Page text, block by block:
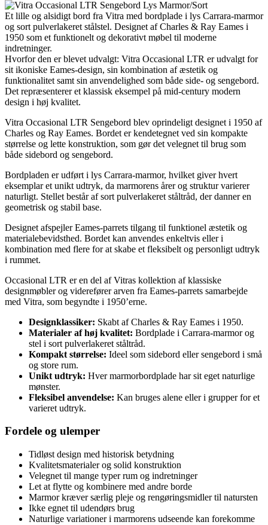
Et lille og alsidigt bord fra Vitra med bordplade i lys Carrara-marmor
og sort pulverlakeret stålstel. Designet af Charles & Ray Eames i
1950 som et funktionelt og dekorativt møbel til moderne
indretninger.
Hvorfor den er blevet udvalgt: Vitra Occasional LTR er udvalgt for
sit ikoniske Eames-design, sin kombination af æstetik og
funktionalitet samt sin anvendelighed som både side- og sengebord.
Det repræsenterer et klassisk eksempel på mid-century modern
design i høj kvalitet.
Vitra Occasional LTR Sengebord blev oprindeligt designet i 1950 af
Charles og Ray Eames. Bordet er kendetegnet ved sin kompakte
størrelse og lette konstruktion, som gør det velegnet til brug som
både sidebord og sengebord.
Bordpladen er udført i lys Carrara-marmor, hvilket giver hvert
eksemplar et unikt udtryk, da marmorens årer og struktur varierer
naturligt. Stellet består af sort pulverlakeret ståltråd, der danner en
geometrisk og stabil base.
Designet afspejler Eames-parrets tilgang til funktionel æstetik og
materialebevidsthed. Bordet kan anvendes enkeltvis eller i
kombination med flere for at skabe et fleksibelt og personligt udtryk
i rummet.
Occasional LTR er en del af Vitras kollektion af klassiske
designmøbler og viderefører arven fra Eames-parrets samarbejde
med Vitra, som begyndte i 1950’erne.
Designklassiker: Skabt af Charles & Ray Eames i 1950.
Materialer af høj kvalitet: Bordplade i Carrara-marmor og
stel i sort pulverlakeret ståltråd.
Kompakt størrelse: Ideel som sidebord eller sengebord i små
og store rum.
Unikt udtryk: Hver marmorbordplade har sit eget naturlige
mønster.
Fleksibel anvendelse: Kan bruges alene eller i grupper for et
varieret udtryk.
Fordele og ulemper
Tidløst design med historisk betydning
Kvalitetsmaterialer og solid konstruktion
Velegnet til mange typer rum og indretninger
Let at flytte og kombinere med andre borde
Marmor kræver særlig pleje og rengøringsmidler til natursten
Ikke egnet til udendørs brug
Naturlige variationer i marmorens udseende kan forekomme